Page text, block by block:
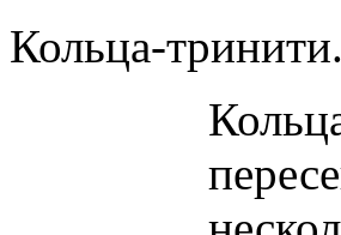
Кольца-тринити.